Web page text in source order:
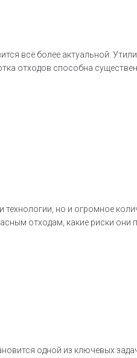
всё более актуальной.
отходов способна
но и огромное
отходам, какие риски они
одной из ключевых